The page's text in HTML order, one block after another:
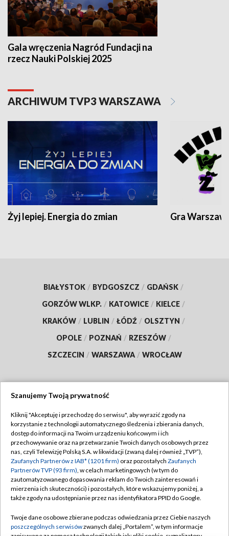
Gala wręczenia Nagród Fundacji na
rzecz Nauki Polskiej 2025
ARCHIWUM TVP3 WARSZAWA
Żyj lepiej. Energia do zmian Gra
BIAŁYSTOK / BYDGOSZCZ / GDAŃSK /
GORZÓW WLKP. / KATOWICE / KIELCE /
KRAKÓW / LUBLIN / ŁÓDŹ / OLSZTYN /
OPOLE / POZNAŃ / RZESZÓW /
SZCZECIN / WARSZAWA / WROCŁAW
TVP
Abonament TVP
Emisja w TVP
Centrum informacji TVP
Naziemna Telewizja Cyfrowa
Rada Programowa
Regulamin TVP
Polityka prywatności
Moje zgody
Pomoc
Kontakt
Szanujemy Twoją prywatność
Kliknij "Akceptuję i przechodzę do serwisu", aby wyrazić zgody na
korzystanie z technologii automatycznego śledzenia i zbierania danych,
dostęp do informacji na Twoim urządzeniu końcowym i ich
przechowywanie oraz na przetwarzanie Twoich danych osobowych przez
nas, czyli Telewizję Polską S.A. w likwidacji (zwaną dalej również „TVP”),
Zaufanych Partnerów z IAB* (1201 firm) oraz pozostałych Zaufanych
Partnerów TVP (93 firm), w celach marketingowych (w tym do
zautomatyzowanego dopasowania reklam do Twoich zainteresowań i
mierzenia ich skuteczności) i pozostałych, które wskazujemy poniżej, a
także zgody na udostępnianie przez nas identyfikatora PPID do Google.
Twoje dane osobowe zbierane podczas odwiedzania przez Ciebie naszych
poszczególnych serwisówzwanych dalej „Portalem”, w tym informacje